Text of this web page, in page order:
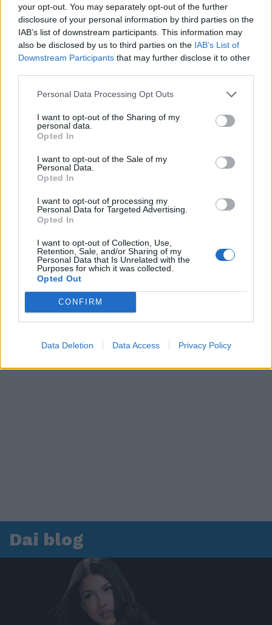
your opt-out. You may separately opt-out of the further
disclosure of your personal information by third parties on the
IAB’s list of downstream participants. This information may
also be disclosed by us to third parties on the IAB’s List of
Downstream Participants that may further disclose it to other
Personal Data Processing Opt Outs
I want to opt-out of the Sharing of my
personal data.
Opted In
I want to opt-out of the Sale of my
Personal Data.
Opted In
I want to opt-out of processing my
Personal Data for Targeted Advertising.
Opted In
I want to opt-out of Collection, Use,
Retention, Sale, and/or Sharing of my
Personal Data that Is Unrelated with the
Purposes for which it was collected.
Opted Out
CONFIRM
Data Deletion Data Access Privacy Policy
Leonardo Maria Del Vecchio dall'ex compagna
in ospedale. Le dichiarazioni ai giornalisti
Dai blog